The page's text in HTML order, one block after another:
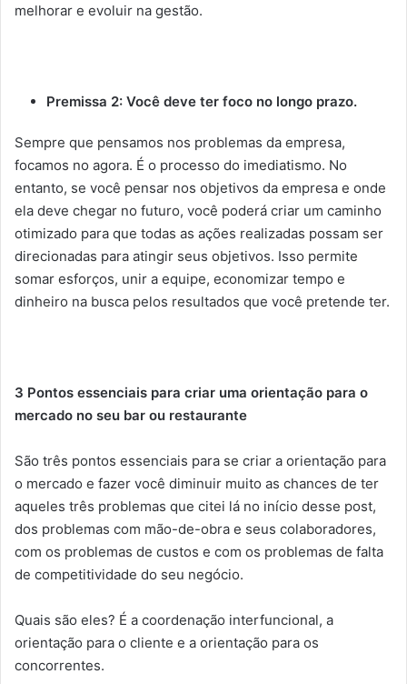
melhorar e evoluir na gestão.
Premissa 2: Você deve ter foco no longo prazo.
Sempre que pensamos nos problemas da empresa,
focamos no agora. É o processo do imediatismo. No
entanto, se você pensar nos objetivos da empresa e onde
ela deve chegar no futuro, você poderá criar um caminho
otimizado para que todas as ações realizadas possam ser
direcionadas para atingir seus objetivos. Isso permite
somar esforços, unir a equipe, economizar tempo e
dinheiro na busca pelos resultados que você pretende ter.
3 Pontos essenciais para criar uma orientação para o
mercado no seu bar ou restaurante
São três pontos essenciais para se criar a orientação para
o mercado e fazer você diminuir muito as chances de ter
aqueles três problemas que citei lá no início desse post,
dos problemas com mão-de-obra e seus colaboradores,
com os problemas de custos e com os problemas de falta
de competitividade do seu negócio.
Quais são eles? É a coordenação interfuncional, a
orientação para o cliente e a orientação para os
concorrentes.